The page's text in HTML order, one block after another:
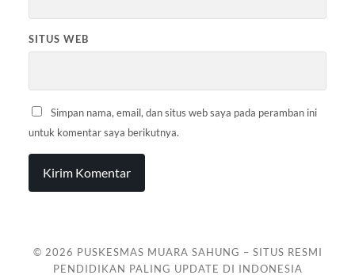
SITUS WEB
Simpan nama, email, dan situs web saya pada peramban ini
untuk komentar saya berikutnya.
© 2026 PUSKESMAS MUARA SAHUNG – SITUS RESMI
PENDIDIKAN PALING UPDATE DI INDONESIA